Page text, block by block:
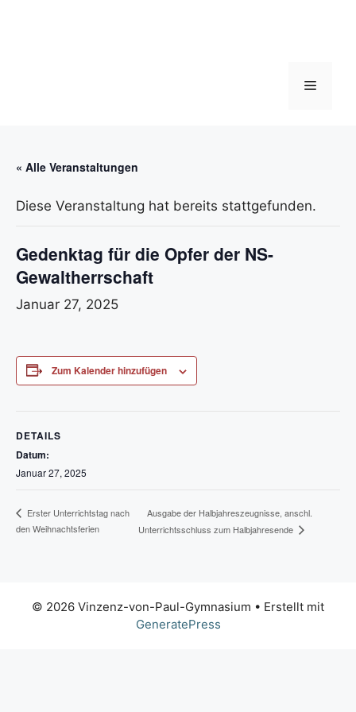
Menü
« Alle Veranstaltungen
Diese Veranstaltung hat bereits stattgefunden.
Gedenktag für die Opfer der NS-
Gewaltherrschaft
Januar 27, 2025
Zum Kalender hinzufügen
DETAILS
Datum:
Januar 27, 2025
Erster Unterrichtstag nach
den Weihnachtsferien
Ausgabe der Halbjahreszeugnisse, anschl.
Unterrichtsschluss zum Halbjahresende
© 2026 Vinzenz-von-Paul-Gymnasium • Erstellt mit
GeneratePress